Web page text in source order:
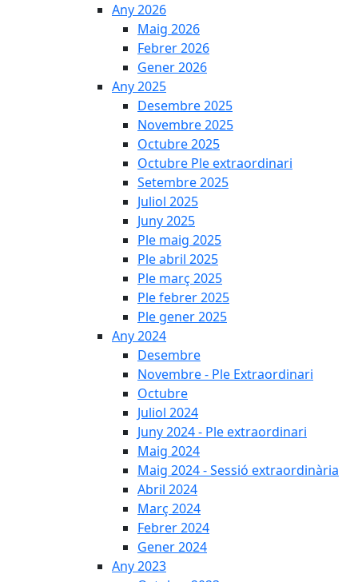
Any 2026
Maig 2026
Febrer 2026
Gener 2026
Any 2025
Desembre 2025
Novembre 2025
Octubre 2025
Octubre Ple extraordinari
Setembre 2025
Juliol 2025
Juny 2025
Ple maig 2025
Ple abril 2025
Ple març 2025
Ple febrer 2025
Ple gener 2025
Any 2024
Desembre
Novembre - Ple Extraordinari
Octubre
Juliol 2024
Juny 2024 - Ple extraordinari
Maig 2024
Maig 2024 - Sessió extraordinària
Abril 2024
Març 2024
Febrer 2024
Gener 2024
Any 2023